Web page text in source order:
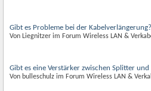
Gibt es Probleme bei der Kabelverlängerung?
Von Liegnitzer im Forum Wireless LAN &
Gibt es eine Verstärker zwischen Splitter
Von bulleschulz im Forum Wireless LAN &